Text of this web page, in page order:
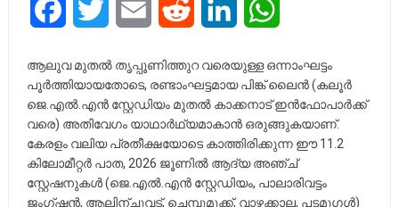
FacebookTwitter Email Reddit LinkedIn
ആലുവ മുതൽ തൃപ്പൂണിത്തുറ വരെയുള്ള ഒന്നാംഘട്ടം
പൂർത്തിയായതോടെ, രണ്ടാംഘട്ടമായ പിങ്ക് ലൈൻ (കലൂർ
ജെ.എൽ.എൻ സ്റ്റേഡിയം മുതൽ കാക്കനാട് ഇൻഫോപാർക്ക്
വരെ) അതിവേഗം യാഥാർഥ്യമാകാൻ ഒരുങ്ങുകയാണ്.
കേരളം വലിയ പ്രതീക്ഷയോടെ കാത്തിരിക്കുന്ന ഈ 11.2
കിലോമീറ്റർ പാത, 2026 ജൂണിൽ ആദ്യ അഞ്ച്
സ്റ്റേഷനുകൾ (ജെ.എൽ.എൻ സ്റ്റേഡിയം, പാലാരിവട്ടം
ജംഗ്ഷൻ, ആലിന്ചുവട്, ചെമ്പുമുക്ക്, വാഴക്കാല, പടമുഗൾ)